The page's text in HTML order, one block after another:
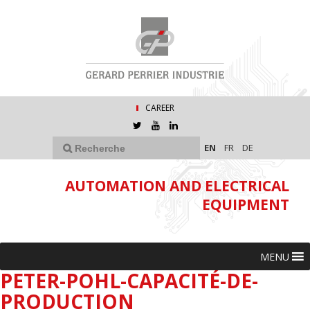
CAREER
EN FR DE
AUTOMATION AND ELECTRICAL
EQUIPMENT
MENU
PETER-POHL-CAPACITÉ-DE-
PRODUCTION